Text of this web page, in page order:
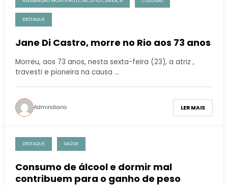
DESTAQUE
Jane Di Castro, morre no Rio aos 73 anos
Morreu, aos 73 anos, nesta sexta-feira (23), a atriz ,
travesti e pioneira na causa …
Admindiario LER MAIS
DESTAQUE SAÚDE
Consumo de álcool e dormir mal
contribuem para o ganho de peso